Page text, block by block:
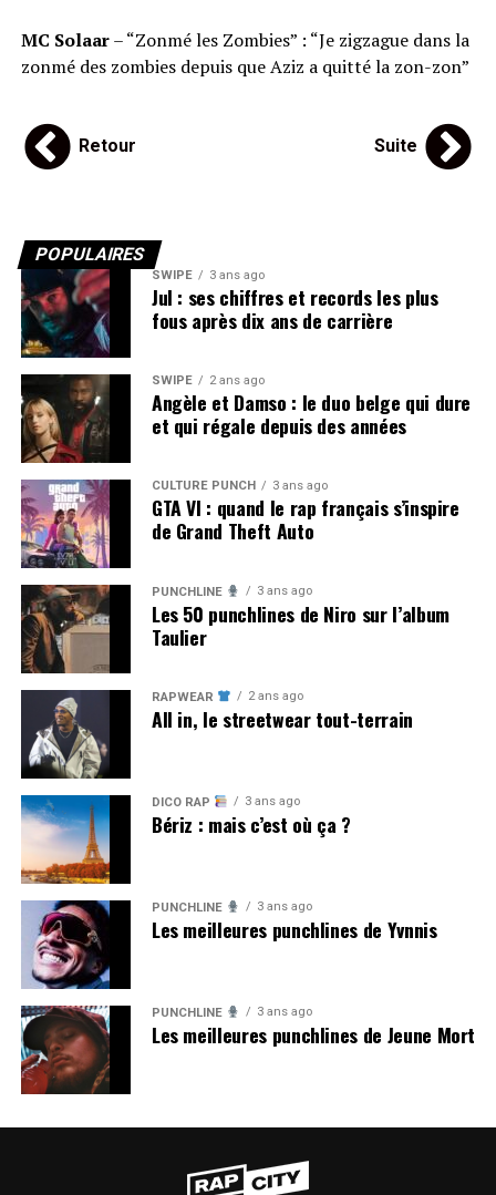
MC Solaar– “Zonmé les Zombies” : “Je zigzague dans la
zonmé des zombies depuis que Aziz a quitté la zon-zon”
Retour Suite
POPULAIRES
SWIPE 3 ans ago
Jul : ses chiffres et records les plus
fous après dix ans de carrière
SWIPE 2 ans ago
Angèle et Damso : le duo belge qui dure
et qui régale depuis des années
CULTURE PUNCH 3 ans ago
GTA VI : quand le rap français s’inspire
de Grand Theft Auto
PUNCHLINE 3 ans ago
Les 50 punchlines de Niro sur l’album
Taulier
RAPWEAR 2 ans ago
All in, le streetwear tout-terrain
DICO RAP 3 ans ago
Bériz : mais c’est où ça ?
PUNCHLINE 3 ans ago
Les meilleures punchlines de Yvnnis
PUNCHLINE 3 ans ago
Les meilleures punchlines de Jeune Mort